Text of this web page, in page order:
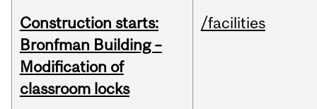
Construction starts:
Bronfman Building –
Modification of
classroom locks
/facilities